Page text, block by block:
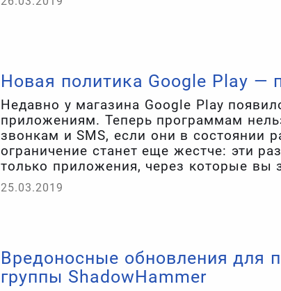
Новая политика Google Play —
Недавно у магазина Google Play
приложениям. Теперь программам
звонкам и SMS, если они в состоянии
ограничение станет еще жестче: эти
только приложения, через которые вы
текстовыми сообщениями. Пока же у
список исключений.
25.03.2019
Вредоносные обновления для
группы ShadowHammer